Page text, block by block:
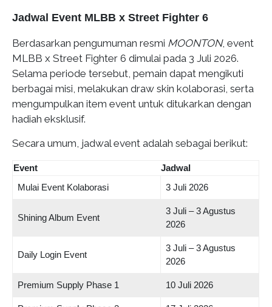
Jadwal Event MLBB x Street Fighter 6
Berdasarkan pengumuman resmi MOONTON, event
MLBB x Street Fighter 6 dimulai pada 3 Juli 2026.
Selama periode tersebut, pemain dapat mengikuti
berbagai misi, melakukan draw skin kolaborasi, serta
mengumpulkan item event untuk ditukarkan dengan
hadiah eksklusif.
Secara umum, jadwal event adalah sebagai berikut:
Event
Jadwal
Mulai Event Kolaborasi
3 Juli 2026
Shining Album Event
3 Juli – 3 Agustus
2026
Daily Login Event
3 Juli – 3 Agustus
2026
Premium Supply Phase 1 10 Juli 2026